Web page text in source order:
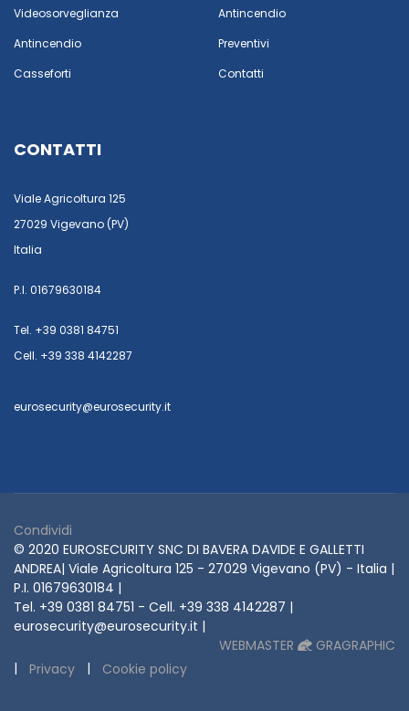
Videosorveglianza
Antincendio
Casseforti
Antincendio
Preventivi
Contatti
CONTATTI
Viale Agricoltura 125
27029 Vigevano (PV)
Italia
P.I. 01679630184
Tel. +39 0381 84751
Cell. +39 338 4142287
eurosecurity@eurosecurity.it
Condividi
© 2020 EUROSECURITY SNC DI BAVERA DAVIDE E GALLETTI
ANDREA| Viale Agricoltura 125 - 27029 Vigevano (PV) - Italia |
P.I. 01679630184 |
Tel. +39 0381 84751 - Cell. +39 338 4142287 |
eurosecurity@eurosecurity.it |
WEBMASTER
GRAGRAPHIC
|
Privacy | Cookie policy